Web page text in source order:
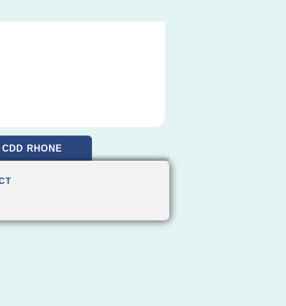
CDD RHONE